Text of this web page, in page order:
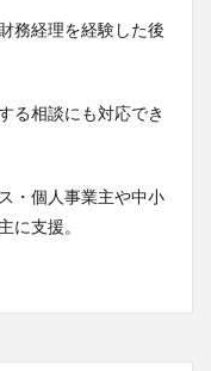
務経理を経験した後
る相談にも対応でき
・個人事業主や中小
に支援。